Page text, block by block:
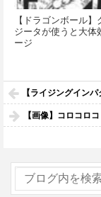
【ドラゴンボール
ジータが使うと大体
ージ
【ライジングイン
【画像】コロコロ